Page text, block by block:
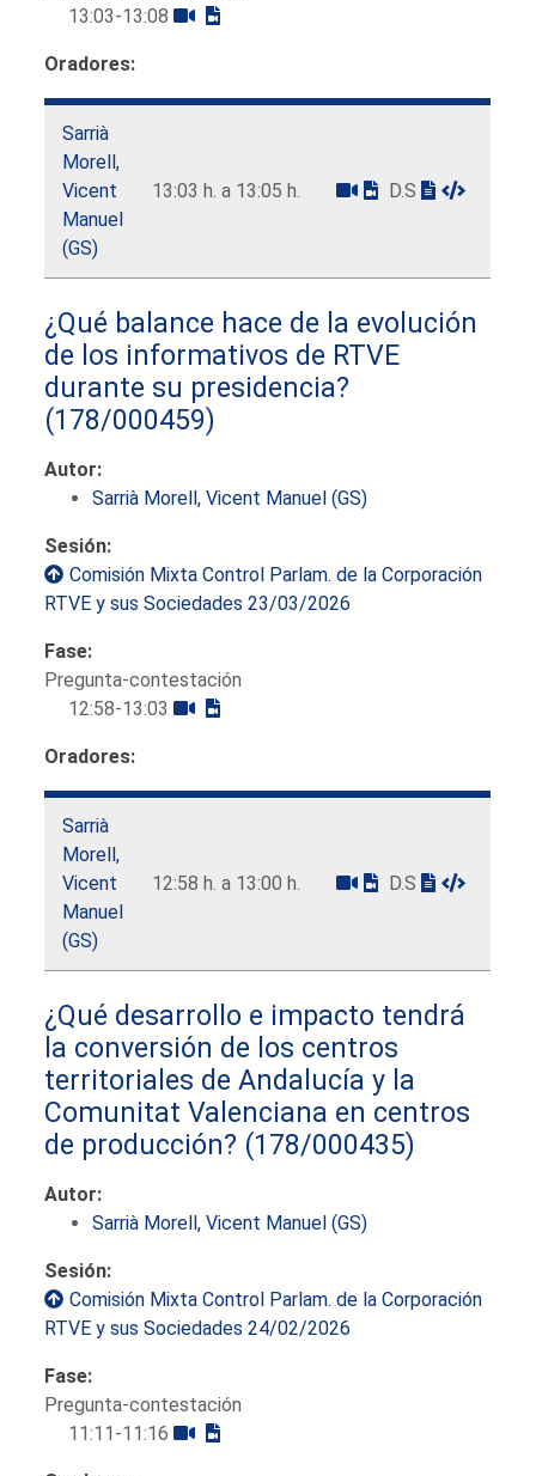
13:03-13:08
Oradores:
Sarrià
Morell,
Vicent
Manuel
(GS)
13:03 h. a 13:05 h. D.S
¿Qué balance hace de la evolución
de los informativos de RTVE
durante su presidencia?
(178/000459)
Autor:
Sarrià Morell, Vicent Manuel (GS)
Sesión:
Comisión Mixta Control Parlam. de la Corporación
RTVE y sus Sociedades 23/03/2026
Fase:
Pregunta-contestación
12:58-13:03
Oradores:
Sarrià
Morell,
Vicent
Manuel
(GS)
12:58 h. a 13:00 h. D.S
¿Qué desarrollo e impacto tendrá
la conversión de los centros
territoriales de Andalucía y la
Comunitat Valenciana en centros
de producción? (178/000435)
Autor:
Sarrià Morell, Vicent Manuel (GS)
Sesión:
Comisión Mixta Control Parlam. de la Corporación
RTVE y sus Sociedades 24/02/2026
Fase:
Pregunta-contestación
11:11-11:16